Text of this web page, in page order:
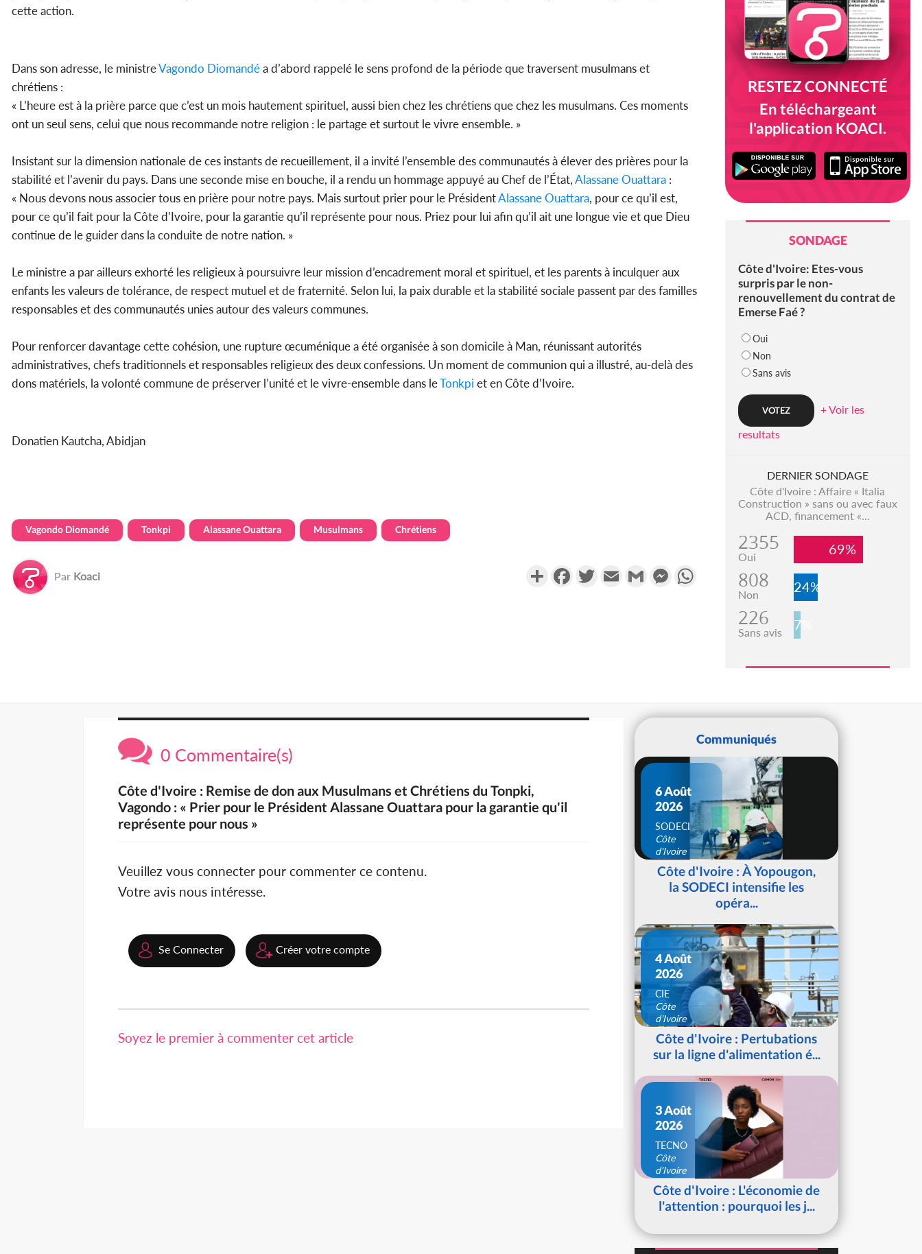
cette action.
Dans son adresse, le ministreVagondo Diomandéa d’abord rappelé le sens profond de la période que traversent musulmans et
chrétiens :
« L’heure est à la prière parce que c’est un mois hautement spirituel, aussi bien chez les chrétiens que chez les musulmans. Ces moments
ont un seul sens, celui que nous recommande notre religion : le partage et surtout le vivre ensemble. »
Insistant sur la dimension nationale de ces instants de recueillement, il a invité l’ensemble des communautés à élever des prières pour la
stabilité et l’avenir du pays. Dans une seconde mise en bouche, il a rendu un hommage appuyé au Chef de l’État,Alassane Ouattara :
« Nous devons nous associer tous en prière pour notre pays. Mais surtout prier pour le PrésidentAlassane Ouattara, pour ce qu’il est,
pour ce qu’il fait pour la Côte d’Ivoire, pour la garantie qu’il représente pour nous. Priez pour lui afin qu’il ait une longue vie et que Dieu
continue de le guider dans la conduite de notre nation. »
Le ministre a par ailleurs exhorté les religieux à poursuivre leur mission d’encadrement moral et spirituel, et les parents à inculquer aux
enfants les valeurs de tolérance, de respect mutuel et de fraternité. Selon lui, la paix durable et la stabilité sociale passent par des familles
responsables et des communautés unies autour des valeurs communes.
Pour renforcer davantage cette cohésion, une rupture œcuménique a été organisée à son domicile à Man, réunissant autorités
administratives, chefs traditionnels et responsables religieux des deux confessions. Un moment de communion qui a illustré, au-delà des
dons matériels, la volonté commune de préserver l’unité et le vivre-ensemble dans leTonkpi et en Côte d’Ivoire.
Donatien Kautcha, Abidjan
Vagondo Diomandé Tonkpi Alassane Ouattara Musulmans Chrétiens
Par Koaci PartagerFacebookTwitterEmail Gmail Messenger
RESTEZ CONNECTÉ
En téléchargeant
l'application KOACI.
SONDAGE
Côte d'Ivoire: Etes-vous
surpris par le non-
renouvellement du contrat de
Emerse Faé ?
Oui
Non
Sans avis
+ Voir les
resultats
DERNIER SONDAGE
Côte d'Ivoire : Affaire « Italia
Construction » sans ou avec faux
ACD, financement «...
2355
Oui 69%
808
Non 24%
226
Sans avis 7%
0 Commentaire(s)
Côte d'Ivoire : Remise de don aux Musulmans et Chrétiens du Tonpki,
Vagondo : « Prier pour le Président Alassane Ouattara pour la garantie qu'il
représente pour nous »
Veuillez vous connecter pour commenter ce contenu.
Votre avis nous intéresse.
Se Connecter Créer votre compte
Soyez le premier à commenter cet article
Communiqués
6 Août
2026
SODECI
Côte
d'Ivoire
Côte d'Ivoire : À Yopougon,
la SODECI intensifie les
opéra...
4 Août
2026
CIE
Côte
d'Ivoire
Côte d'Ivoire : Pertubations
sur la ligne d'alimentation é...
3 Août
2026
TECNO
Côte
d'Ivoire
Côte d'Ivoire : L'économie de
l'attention : pourquoi les j...